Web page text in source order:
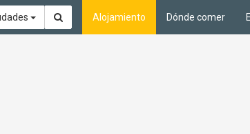
Alojamiento Dónde comer